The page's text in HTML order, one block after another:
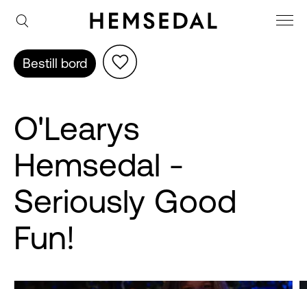
Bestill bord
O'Learys
Hemsedal -
Seriously Good
Fun!